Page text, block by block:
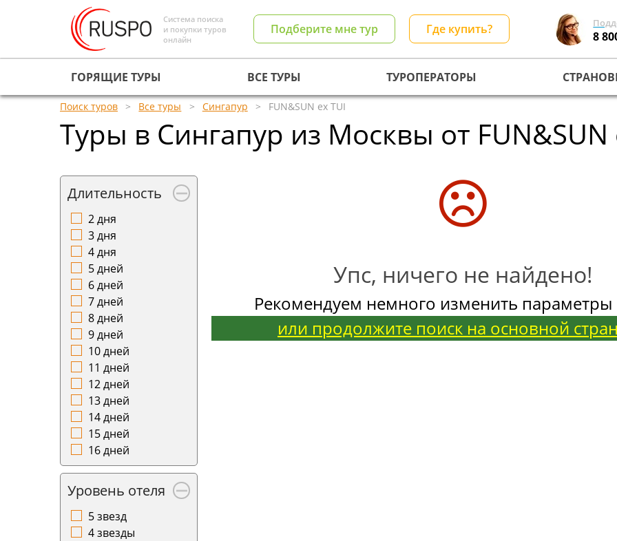
Система поиска
и покупки туров
онлайн
Подберите мне тур Где купить? 8
ГОРЯЩИЕ ТУРЫ ВСЕ ТУРЫ ТУРОПЕРАТОРЫ
Поиск туров Все туры Сингапур FUN&SUN ex TUI
Туры в Сингапур из Москвы от FUN&SUN
Длительность
2 дня
3 дня
4 дня
5 дней
6 дней
7 дней
8 дней
9 дней
10 дней
11 дней
12 дней
13 дней
14 дней
15 дней
16 дней
Уровень отеля
5 звезд
4 звезды
Упс, ничего не найдено!
Рекомендуем немного изменить параметры
или продолжите поиск на основной